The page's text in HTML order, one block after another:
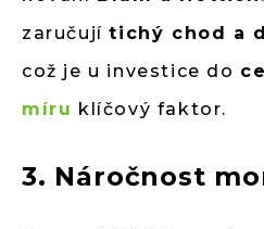
zaručujítichý chod a
což je u investice do
míru klíčový faktor.
3. Náročnost